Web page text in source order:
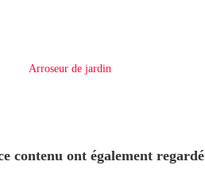
Arroseur de jardin
contenu ont également regardé